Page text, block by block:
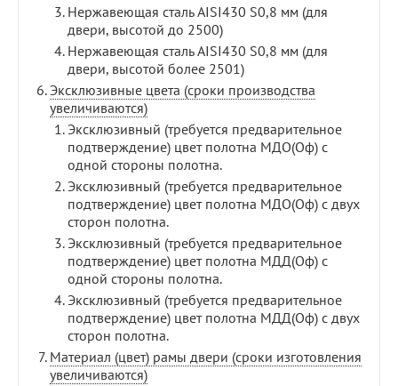
Нержавеющая сталь AISI430 S0,8 мм (для
двери, высотой до 2500)
Нержавеющая сталь AISI430 S0,8 мм (для
двери, высотой более 2501)
Эксклюзивные цвета (сроки производства
увеличиваются)
Эксклюзивный (требуется предварительное
подтверждение) цвет полотна МДО(Оф) с
одной стороны полотна.
Эксклюзивный (требуется предварительное
подтверждение) цвет полотна МДО(Оф) с двух
сторон полотна.
Эксклюзивный (требуется предварительное
подтверждение) цвет полотна МДД(Оф) с
одной стороны полотна.
Эксклюзивный (требуется предварительное
подтверждение) цвет полотна МДД(Оф) с двух
сторон полотна.
Материал (цвет) рамы двери (сроки изготовления
увеличиваются)